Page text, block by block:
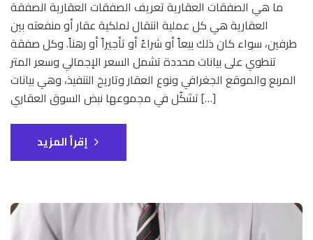
ما هي الصفقات العقارية تعريف الصفقات العقارية الصفقة
العقارية هي كل عملية انتقال لملكية عقار أو منفعته بين
طرفين، سواء كان ذلك بيعاً أو شراءً أو تأجيراً أو رهناً. وكل صفقة
تنطوي على بيانات محددة تشمل السعر الإجمالي وسعر المتر
المربع والموقع الجغرافي ونوع العقار وتاريخ التنفيذ، وهي بيانات
تشكّل في مجموعها نبض السوق العقاري […]
إقرأ المزيد